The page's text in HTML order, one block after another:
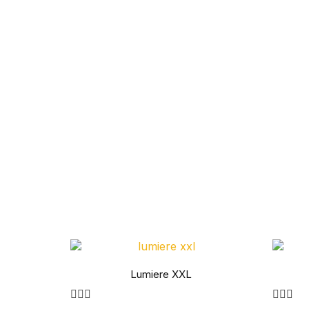
Lumiere XXL